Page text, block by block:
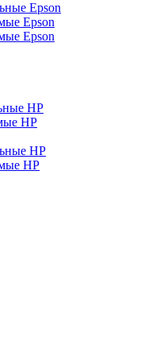
Epson
Epson
Epson
HP
HP
HP
HP